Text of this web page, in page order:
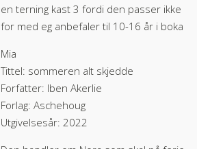
en terning kast 3 fordi den passer ikke
for med eg anbefaler til 10-16 år i boka
Mia
Tittel: sommeren alt skjedde
Forfatter: Iben Akerlie
Forlag: Aschehoug
Utgivelsesår: 2022